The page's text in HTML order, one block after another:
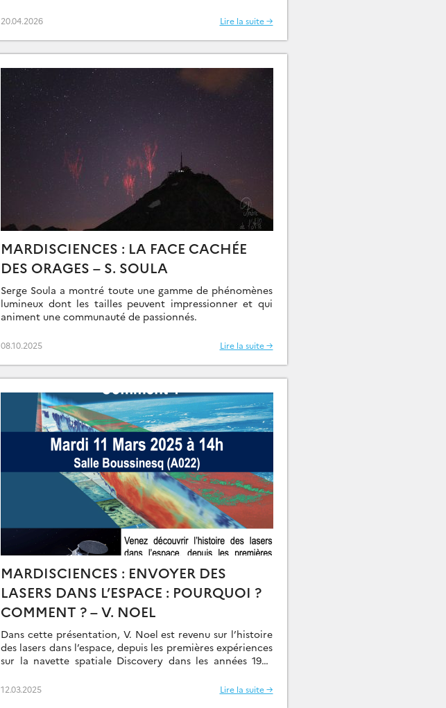
20.04.2026 Lire la suite →
MARDISCIENCES : LA FACE CACHÉE
DES ORAGES – S. SOULA
Serge Soula a montré toute une gamme de phénomènes
lumineux dont les tailles peuvent impressionner et qui
animent une communauté de passionnés.
08.10.2025 Lire la suite →
MARDISCIENCES : ENVOYER DES
LASERS DANS L’ESPACE : POURQUOI ?
COMMENT ? – V. NOEL
Dans cette présentation, V. Noel est revenu sur l’histoire
des lasers dans l’espace, depuis les premières expériences
sur la navette spatiale Discovery dans les années 1990
12.03.2025 Lire la suite →